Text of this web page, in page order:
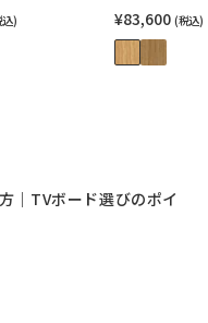
) ¥83,600 (税込)
｜TVボード選びのポイ